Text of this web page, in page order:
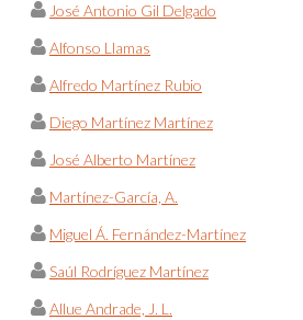
José Antonio Gil Delgado
Alfonso Llamas
Alfredo Martínez Rubio
Diego Martínez Martínez
José Alberto Martínez
Martínez-García, A.
Miguel Á. Fernández-Martínez
Saúl Rodríguez Martínez
Allue Andrade, J. L.